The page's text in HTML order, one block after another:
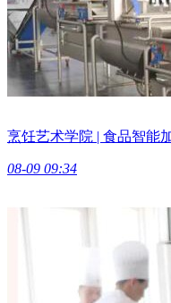
烹饪艺术学院 | 食品智能
08-09 09:34